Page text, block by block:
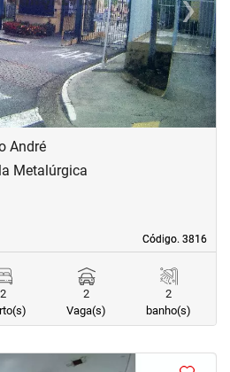
Next
André
Código. 3816
Código. 3816
Metalúrgica
2
2
Vaga(s)
2
banho(s)